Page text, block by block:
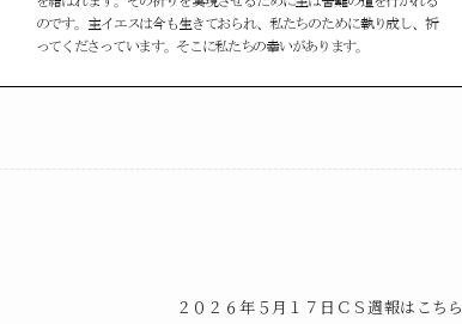
２０２６年５月１７日ＣＳ週報はこちら